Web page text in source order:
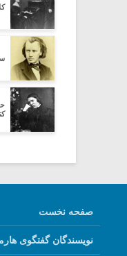
صفحه نخست
نویسندگان گفتگوی